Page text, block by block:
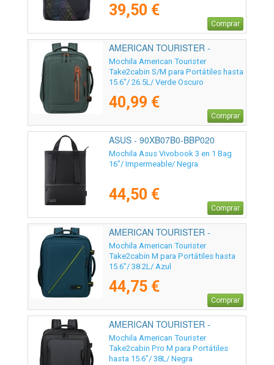
39,50 €
Comprar
AMERICAN TOURISTER -
159226-1257
Mochila American Tourister
Take2cabin S/M para Portátiles hasta
15.6"/ 26.5L/ Verde Oscuro
40,99 €
Comprar
ASUS - 90XB07B0-BBP020
Mochila Asus Vivobook 3 en 1 Bag
16"/ Impermeable/ Negra
44,50 €
Comprar
AMERICAN TOURISTER -
149175-0528
Mochila American Tourister
Take2cabin M para Portátiles hasta
15.6"/ 38.2L/ Azul
44,75 €
Comprar
AMERICAN TOURISTER -
159224-361E
Mochila American Tourister
Take2cabin Pro M para Portátiles
hasta 15.6"/ 38L/ Negra